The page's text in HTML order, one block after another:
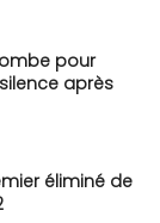
pour
après
éliminé de